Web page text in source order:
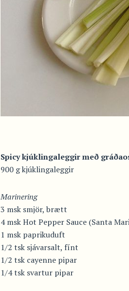
Spicy kjúklingaleggir með
900 g kjúklingaleggir
Marinering
3 msk smjör, brætt
4 msk Hot Pepper Sauce (Santa
1 msk paprikuduft
1/2 tsk sjávarsalt, fínt
1/2 tsk cayenne pipar
1/4 tsk svartur pipar